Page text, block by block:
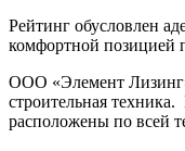
Рейтинг обусловлен
комфортной позицией
ООО «Элемент Лизинг»
строительная
расположены по всей